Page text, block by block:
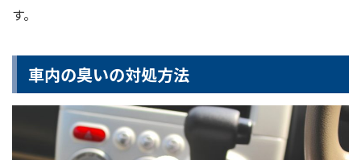
す。
車内の臭いの対処方法